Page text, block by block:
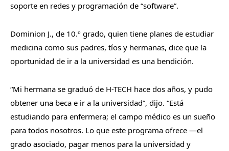
soporte en redes y programación de “software”.
Dominion J., de 10.º grado, quien tiene planes de estudiar
medicina como sus padres, tíos y hermanas, dice que la
oportunidad de ir a la universidad es una bendición.
“Mi hermana se graduó de H-TECH hace dos años, y pudo
obtener una beca e ir a la universidad”, dijo. “Está
estudiando para enfermera; el campo médico es un sueño
para todos nosotros. Lo que este programa ofrece —el
grado asociado, pagar menos para la universidad y